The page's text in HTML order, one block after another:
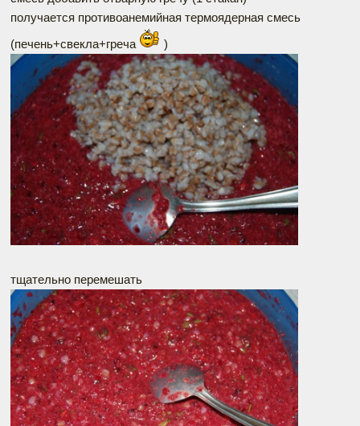
получается противоанемийная термоядерная смесь
(печень+свекла+греча
)
тщательно перемешать